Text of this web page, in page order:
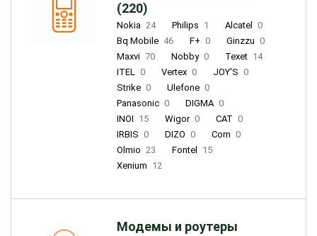
(220)
Nokia 24 Philips 1 Alcatel
0
Bq Mobile 46 F+ 0 Ginzzu 0
Maxvi 70 Nobby 0 Texet 14
ITEL 0 Vertex 0 JOY'S 0
Strike 0 Ulefone 0
Panasonic 0 DIGMA 0
INOI 15 Wigor 0 CAT 0
IRBIS 0 DIZO 0 Corn 0
Olmio 23 Fontel
15
Xenium 12
Модемы и роутеры